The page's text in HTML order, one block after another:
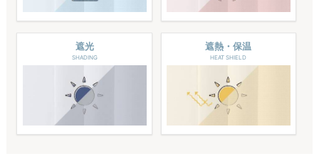
遮光
SHADING
遮熱・保温
HEAT SHIELD